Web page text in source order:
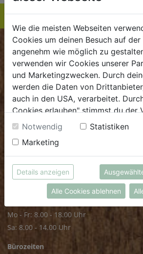
BIOKISTE
Kundenservice
Mo - Do: 8.00 - 16.00 Uhr
Fr: 8.00 - 15.00 Uhr
.dieBiokiste@biohof.at
.+43 7272 2597
FRISCHMARKT
Öffnungszeiten
Mo - Fr: 8.00 - 18.00 Uhr
Sa: 8.00 - 14.00 Uhr
Bürozeiten
Wie die meisten Webseiten
Cookies um deinen Besuch auf der
angenehm wie möglich zu
verwenden wir Cookies unserer
und Marketingzwecken. Durch
werden die Daten von
auch in den USA, verarbeitet.
Cookies erlauben" stimmst du der
Cookies zu. Unter "Details
Infos zu den unterschiedlichen
auch entscheiden, welche Cookies
möchtest.
Weitere Informationen findest du
Datenschutzerklärung
bzw. im
Notwendig
Statistiken
Marketing
Details anzeigen
Alle Cookies ablehnen